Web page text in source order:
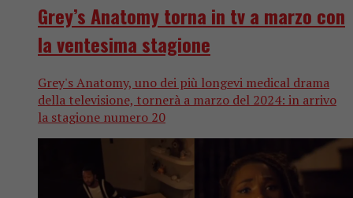
Grey’s Anatomy torna in tv a marzo con
la ventesima stagione
Grey's Anatomy, uno dei più longevi medical drama
della televisione, tornerà a marzo del 2024: in arrivo
la stagione numero 20